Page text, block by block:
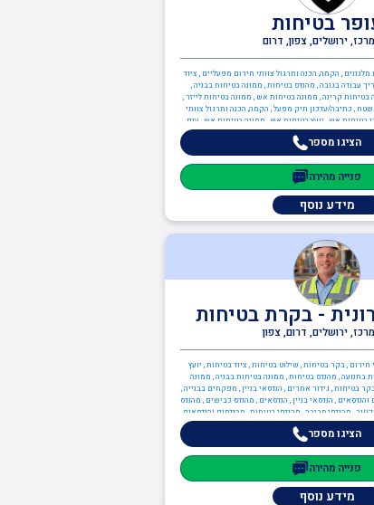
בטיחות
ירושלים, צפון, דרום
, הקמה, הכנה ותרגול צוותי חירום מפעליים , ציוד
עבודה בגובה , מהנדס בטיחות , ממונה בטיחות בבניה ,
בטיחות קרינה , ממונה בטיחות אש , ממונה בטיחות לייזר ,
, כתיבה/עדכון תיק מפעל , הקמה, הכנה ותרגול צוותי
בטיחות אש , יועץ בטיחות אש , ממונה בטיחות אש , ענף
הבנייה , ממונה בטיחות בבניה
הציגו מספר
פנייה מהירה
מידע נוסף
- בקרת בטיחות
ירושלים, דרום, צפון
חירום , בקר בטיחות , שילוט בטיחות , ציוד בטיחות , יועץ
בתנועה , מהנדס בטיחות , ממונה בטיחות בבניה , ממונה
בטיחות , גידור אתרים , הנדסאי בניין , מפקחים בבנייה ,
, הנדסאי בניין , הנדסאים , מהנדס כבישים , מהנדס
, מהנדסי סביבה , מהנדסי בטיחות , מהנדסים והנדסאים
הציגו מספר
פנייה מהירה
מידע נוסף